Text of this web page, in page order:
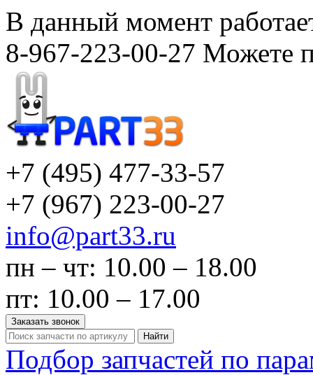
В данный момент
8-967-223-00-27 Можете
+7 (495) 477-33-57
+7 (967) 223-00-27
info@part33.ru
пн – чт: 10.00 – 18.00
пт: 10.00 – 17.00
Заказать звонок
Найти
Подбор запчастей по